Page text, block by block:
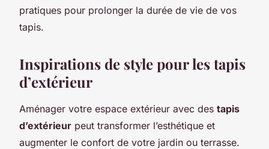
pratiques pour prolonger la durée de vie de vos
tapis.
Inspirations de style pour les tapis
d’extérieur
Aménager votre espace extérieur avec des tapis
d’extérieur peut transformer l’esthétique et
augmenter le confort de votre jardin ou terrasse.